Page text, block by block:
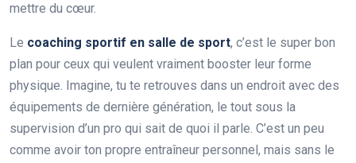
mettre du cœur.
Le coaching sportif en salle de sport, c’est le super bon
plan pour ceux qui veulent vraiment booster leur forme
physique. Imagine, tu te retrouves dans un endroit avec des
équipements de dernière génération, le tout sous la
supervision d’un pro qui sait de quoi il parle. C’est un peu
comme avoir ton propre entraîneur personnel, mais sans le